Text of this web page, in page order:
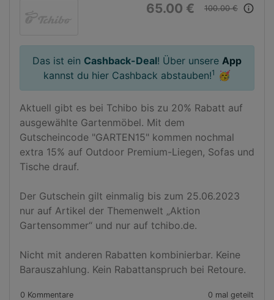
65.00 € 100.00 € info_outline
Das ist ein Cashback-Deal! Über unsere App
kannst du hier Cashback abstauben!1 🥳
Aktuell gibt es bei Tchibo bis zu 20% Rabatt auf
ausgewählte Gartenmöbel. Mit dem
Gutscheincode "GARTEN15" kommen nochmal
extra 15% auf Outdoor Premium-Liegen, Sofas und
Tische drauf.
Der Gutschein gilt einmalig bis zum 25.06.2023
nur auf Artikel der Themenwelt „Aktion
Gartensommer“ und nur auf tchibo.de.
Nicht mit anderen Rabatten kombinierbar. Keine
Barauszahlung. Kein Rabattanspruch bei Retoure.
0 Kommentare 0 mal geteilt